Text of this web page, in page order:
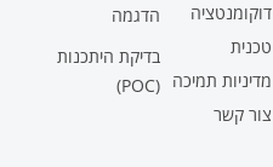
דוקומנטציה
טכנית
מדיניות תמיכה
צור קשר
הדגמה
בדיקת היתכנות
(POC)